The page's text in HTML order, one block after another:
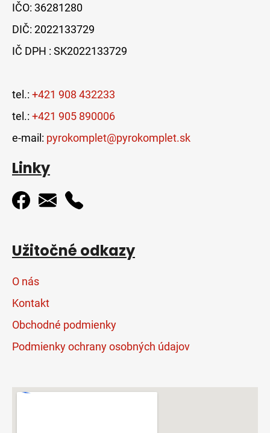
IČO: 36281280
DIČ: 2022133729
IČ DPH : SK2022133729
tel.: +421 908 432233
tel.: +421 905 890006
e-mail: pyrokomplet@pyrokomplet.sk
Linky
Užitočné odkazy
O nás
Kontakt
Obchodné podmienky
Podmienky ochrany osobných údajov